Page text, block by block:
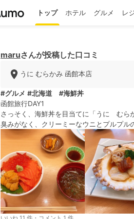
トップ ホテル グルメ レ
maruさんが投稿した口コミ
うに むらかみ 函館本店
#グルメ #北海道
#海鮮丼
函館旅行DAY1
さっそく、海鮮丼を目当てに「うに むら
臭みがなく、クリーミーなウニとプルプ